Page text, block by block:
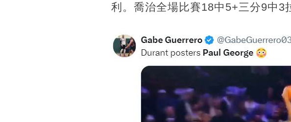
利。喬治全場比賽18中5+三分9中3